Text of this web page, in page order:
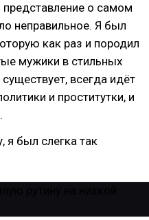
о самом
неправильное. Я был
как раз и породил
мужики в стильных
всегда идёт
и проститутки, и
я был слегка так